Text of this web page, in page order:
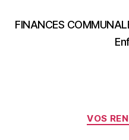
FINANCES
VOS